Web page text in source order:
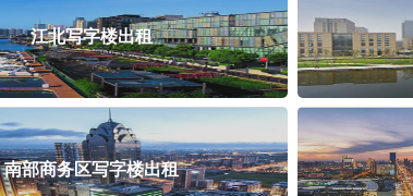
江北写字楼出租
南部商务区写字楼出租